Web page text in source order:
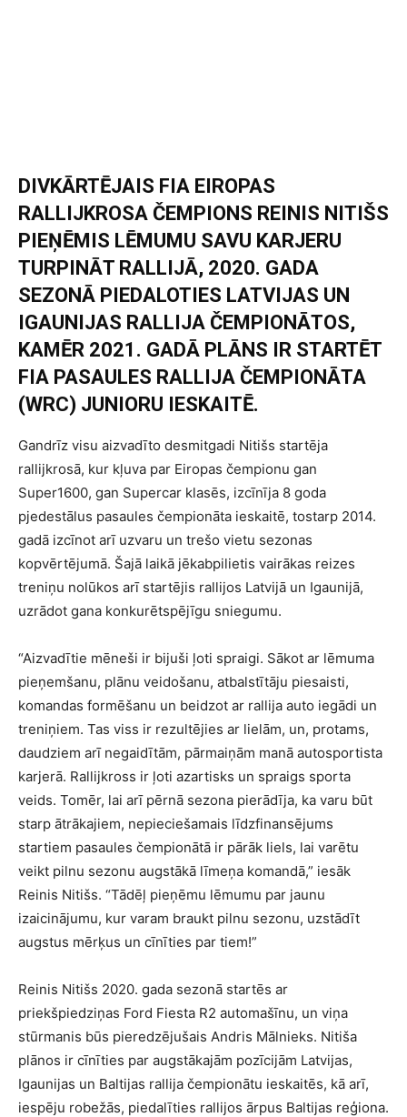
DIVKĀRTĒJAIS FIA EIROPAS
RALLIJKROSA ČEMPIONS REINIS NITIŠS
PIEŅĒMIS LĒMUMU SAVU KARJERU
TURPINĀT RALLIJĀ, 2020. GADA
SEZONĀ PIEDALOTIES LATVIJAS UN
IGAUNIJAS RALLIJA ČEMPIONĀTOS,
KAMĒR 2021. GADĀ PLĀNS IR STARTĒT
FIA PASAULES RALLIJA ČEMPIONĀTA
(WRC) JUNIORU IESKAITĒ.
Gandrīz visu aizvadīto desmitgadi Nitišs startēja
rallijkrosā, kur kļuva par Eiropas čempionu gan
Super1600, gan Supercar klasēs, izcīnīja 8 goda
pjedestālus pasaules čempionāta ieskaitē, tostarp 2014.
gadā izcīnot arī uzvaru un trešo vietu sezonas
kopvērtējumā. Šajā laikā jēkabpilietis vairākas reizes
treniņu nolūkos arī startējis rallijos Latvijā un Igaunijā,
uzrādot gana konkurētspējīgu sniegumu.
“Aizvadītie mēneši ir bijuši ļoti spraigi. Sākot ar lēmuma
pieņemšanu, plānu veidošanu, atbalstītāju piesaisti,
komandas formēšanu un beidzot ar rallija auto iegādi un
treniņiem. Tas viss ir rezultējies ar lielām, un, protams,
daudziem arī negaidītām, pārmaiņām manā autosportista
karjerā. Rallijkross ir ļoti azartisks un spraigs sporta
veids. Tomēr, lai arī pērnā sezona pierādīja, ka varu būt
starp ātrākajiem, nepieciešamais līdzfinansējums
startiem pasaules čempionātā ir pārāk liels, lai varētu
veikt pilnu sezonu augstākā līmeņa komandā,” iesāk
Reinis Nitišs. “Tādēļ pieņēmu lēmumu par jaunu
izaicinājumu, kur varam braukt pilnu sezonu, uzstādīt
augstus mērķus un cīnīties par tiem!”
Reinis Nitišs 2020. gada sezonā startēs ar
priekšpiedziņas Ford Fiesta R2 automašīnu, un viņa
stūrmanis būs pieredzējušais Andris Mālnieks. Nitiša
plānos ir cīnīties par augstākajām pozīcijām Latvijas,
Igaunijas un Baltijas rallija čempionātu ieskaitēs, kā arī,
iespēju robežās, piedalīties rallijos ārpus Baltijas reģiona.